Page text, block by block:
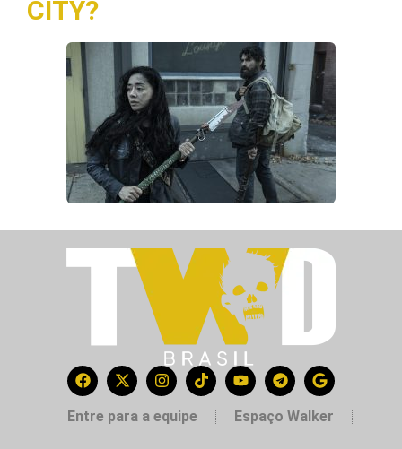
CITY?
Entre para a equipe Espaço Walker